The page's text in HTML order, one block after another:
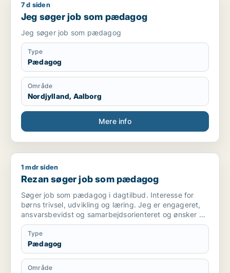
Jeg søger job som pædagog
7 d siden
Jeg søger job som pædagog
Jeg søger job som pædagog
Type
Pædagog
Område
Nordjylland, Aalborg
Mere info
Rezan søger job som pædagog
1 mdr siden
Rezan søger job som pædagog
Søger job som pædagog i dagtilbud. Interesse for
børns trivsel, udvikling og læring. Jeg er engageret,
ansvarsbevidst og samarbejdsorienteret og ønsker at
bidrage til et trygt og udviklende miljø for børnene.
Type
Pædagog
Område